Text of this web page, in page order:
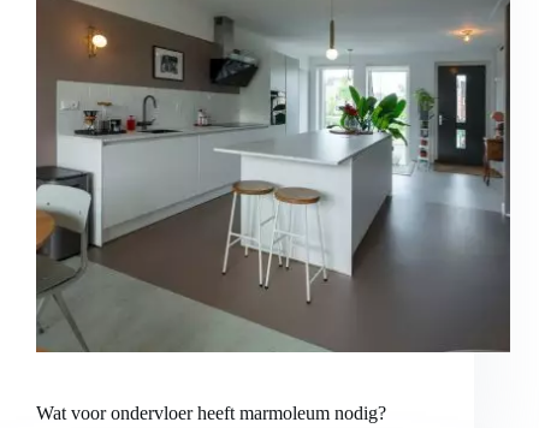
Wat voor ondervloer heeft marmoleum nodig?